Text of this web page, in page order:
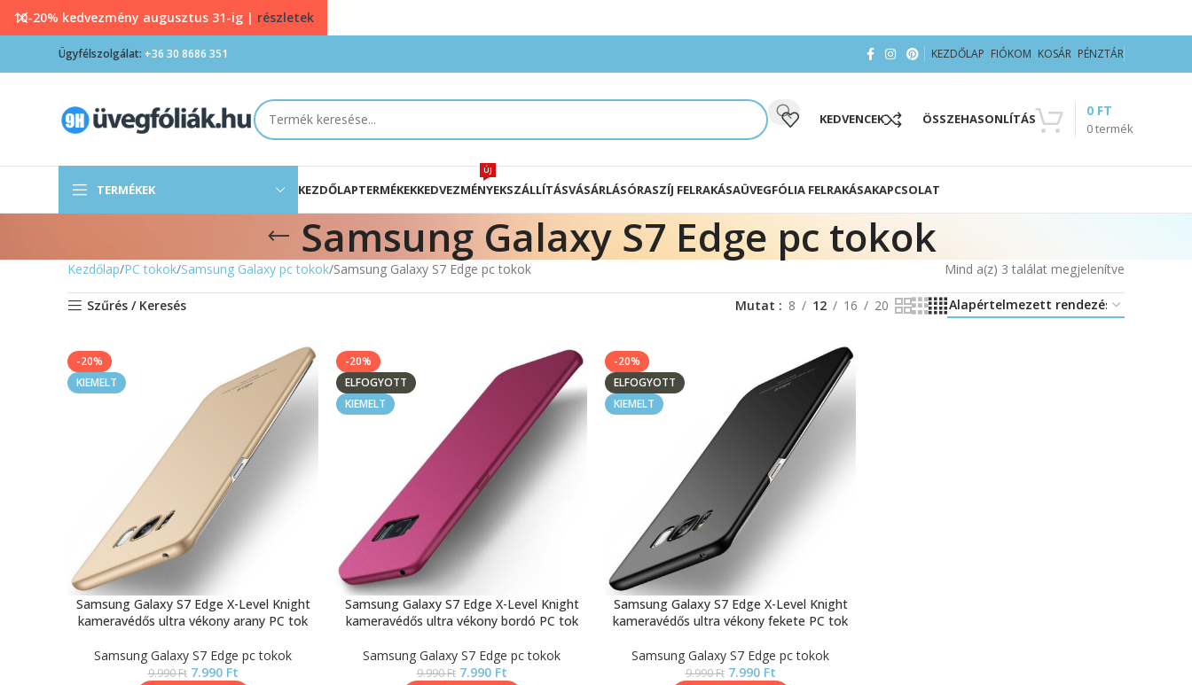
Ügyfélszolgálat: +36 30 8686 351 KEZDŐLAP FIÓKOM KOSÁR PÉNZTÁR
KEDVENCEK ÖSSZEHASONLÍTÁS
0termék
0 FT
TERMÉKEK KEZDŐLAPTERMÉKEKKEDVEZMÉNYEK
ÚJ
SZÁLLÍTÁSVÁSÁRLÁSÓRASZÍJ FELRAKÁSAÜVEGFÓLIA FELRAKÁSAKAPCSOLAT
Samsung Galaxy S7 Edge pc tokok
Kezdőlap PC tokok Samsung Galaxy pc tokok Samsung Galaxy S7 Edge pc tokok Mind a(z) 3 találat megjelenítve
Szűrés / Keresés Mutat 8 12 16 20
-20%
KIEMELT
Samsung Galaxy S7 Edge X-Level Knight
kameravédős ultra vékony arany PC tok
Samsung Galaxy S7 Edge pc tokok
9.990Ft 7.990 Ft
-20%
ELFOGYOTT
KIEMELT
Samsung Galaxy S7 Edge X-Level Knight
kameravédős ultra vékony bordó PC tok
Samsung Galaxy S7 Edge pc tokok
9.990Ft 7.990 Ft
-20%
ELFOGYOTT
KIEMELT
Samsung Galaxy S7 Edge X-Level Knight
kameravédős ultra vékony fekete PC tok
Samsung Galaxy S7 Edge pc tokok
9.990Ft 7.990 Ft
10-20% kedvezmény augusztus 31-ig | részletek